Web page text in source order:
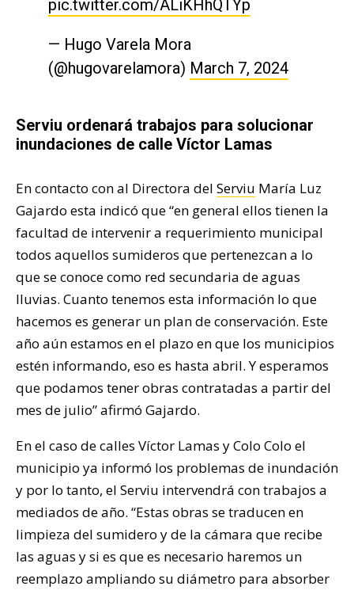
pic.twitter.com/ALiKHhQTYp
— Hugo Varela Mora
(@hugovarelamora) March 7, 2024
Serviu ordenará trabajos para solucionar
inundaciones de calle Víctor Lamas
En contacto con al Directora del Serviu María Luz
Gajardo esta indicó que “en general ellos tienen la
facultad de intervenir a requerimiento municipal
todos aquellos sumideros que pertenezcan a lo
que se conoce como red secundaria de aguas
lluvias. Cuanto tenemos esta información lo que
hacemos es generar un plan de conservación. Este
año aún estamos en el plazo en que los municipios
estén informando, eso es hasta abril. Y esperamos
que podamos tener obras contratadas a partir del
mes de julio” afirmó Gajardo.
En el caso de calles Víctor Lamas y Colo Colo el
municipio ya informó los problemas de inundación
y por lo tanto, el Serviu intervendrá con trabajos a
mediados de año. “Estas obras se traducen en
limpieza del sumidero y de la cámara que recibe
las aguas y si es que es necesario haremos un
reemplazo ampliando su diámetro para absorber